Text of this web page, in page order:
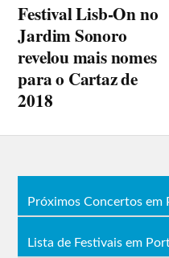
Festival Lisb-On no
Jardim Sonoro
revelou mais nomes
para o Cartaz de
2018
Próximos Concertos em
Lista de Festivais em